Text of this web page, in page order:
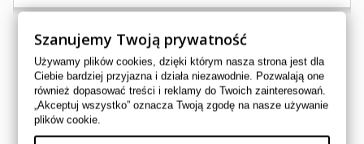
ZABEZPIECZENIE PIASTY CF MOTO
30800-05505
CF MOTO
Szanujemy Twoją prywatność
Używamy plików cookies, dzięki którym nasza strona jest dla
Ciebie bardziej przyjazna i działa niezawodnie. Pozwalają one
również dopasować treści i reklamy do Twoich zainteresowań.
„Akceptuj wszystko” oznacza Twoją zgodę na nasze używanie
plików cookie.